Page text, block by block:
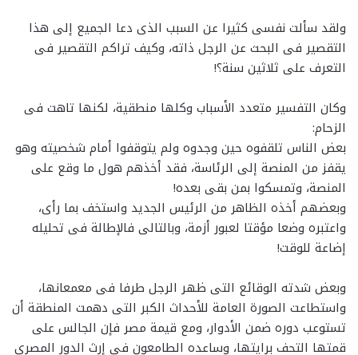
ولقد سألت نفسى كثيرا عن السبب الذى دعا الجميع إلى هذا
التقصير فى البحث عن الرجل ذاته، وكيف تراكم التقصير فى
التعرف على ثلاثين سنة؟!
وكان التفسير متعدد الأسباب وكلها منطقية، لكنها تاهت فى
الزحام:
بعض الناس تلقفوه حين وجدوه ولم يتوقفوا أمام شخصيته وهو
يقفز من المنصة إلى الرئاسة، فقد أخذهم هول ما وقع على
المنصة، وتمسكوا بمن بقى بعده!
وبعضهم أخذه الظاهر من الرئيس الجديد واستخف بما رأى،
واعتبره وضعا مؤقتا لعبور أزمة، وبالتالى فالإطالة فى تحليله
إضاعة للوقت!
وبعض شدته الوقائع التى ظهر الرجل طرفا فى معمعانها،
واستطاعت الصورة العامة للأحداث الكبر التى دهمت المنطقة أن
تستوعب دوره ضمن الأدوار، ومع قيمة مصر فإن الجالس على
قمتها التحف برايتها، وساعده الطامعون فى إرث الدور المصرى